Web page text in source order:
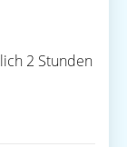
2 Stunden